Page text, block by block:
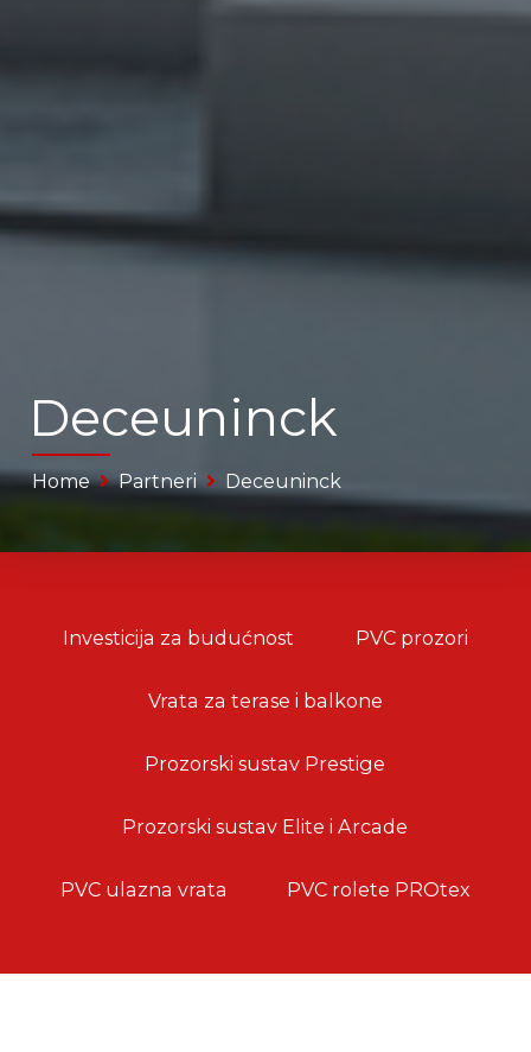
Deceuninck
Home Partneri Deceuninck
Investicija za budućnost PVC prozori
Vrata za terase i balkone
Prozorski sustav Prestige
Prozorski sustav Elite i Arcade
PVC ulazna vrata PVC rolete PROtex